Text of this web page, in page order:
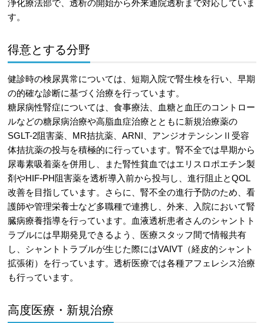
浄化療法部で、透析の開始から外来通院透析まで対応していま
す。
得意とする分野
健診時の検尿異常については、短期入院で腎生検を行い、早期
の的確な診断に基づく治療を行っています。
糖尿病性腎症については、食事療法、血糖と血圧のコントロー
ルなどの糖尿病治療や高脂血症治療とともに新規治療薬の
SGLT-2阻害薬、MR拮抗薬、ARNI、アンジオテンシンⅡ受容
体拮抗薬の投与を積極的に行っています。腎不全では早期から
尿毒素吸着薬を併用し、また腎性貧血ではエリスロポエチン製
剤やHIF-PH阻害薬を透析導入前から投与し、進行阻止とQOL
改善を目指しています。さらに、腎不全の進行予防のため、看
護師や管理栄養士など多職種で連携し、外来、入院において腎
臓病療養指導を行っています。血液透析患者さんのシャントト
ラブルには早期発見できるよう、医療スタッフ間で情報共有
し、シャントトラブルが生じた際にはVAIVT（経皮的シャント
拡張術）を行っています。透析医療では各種アフェレシス治療
も行っています。
高度医療・新規治療